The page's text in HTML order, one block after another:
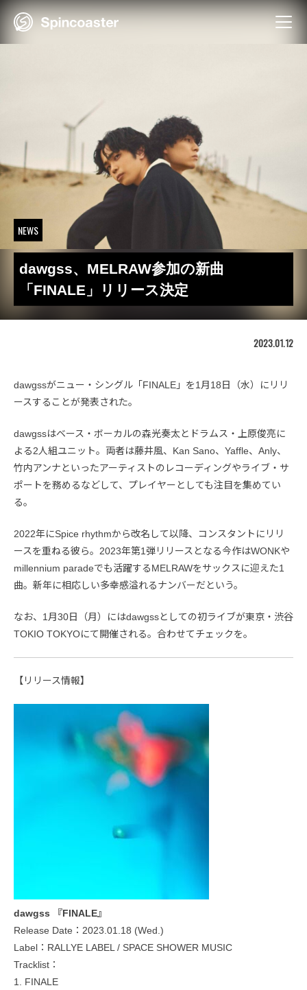
Skip
NEWS
dawgss、MELRAW参加の新曲
「FINALE」リリース決定
2023.01.12
dawgssがニュー・シングル「FINALE」を1月18日（水）にリリ
ースすることが発表された。
dawgssはベース・ボーカルの森光奏太とドラムス・上原俊亮に
よる2人組ユニット。両者は藤井風、Kan Sano、Yaffle、Anly、
竹内アンナといったアーティストのレコーディングやライブ・サ
ポートを務めるなどして、プレイヤーとしても注目を集めてい
る。
2022年にSpice rhythmから改名して以降、コンスタントにリリ
ースを重ねる彼ら。2023年第1弾リリースとなる今作はWONKや
millennium paradeでも活躍するMELRAWをサックスに迎えた1
曲。新年に相応しい多幸感溢れるナンバーだという。
なお、1月30日（月）にはdawgssとしての初ライブが東京・渋谷
TOKIO TOKYOにて開催される。合わせてチェックを。
【リリース情報】
dawgss 『FINALE』
Release Date：2023.01.18 (Wed.)
Label：RALLYE LABEL / SPACE SHOWER MUSIC
Tracklist：
1. FINALE